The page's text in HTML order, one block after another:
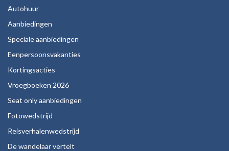
Autohuur
Aanbiedingen
Speciale aanbiedingen
Eenpersoonsvakanties
Kortingsacties
Vroegboeken 2026
Seat only aanbiedingen
Fotowedstrijd
Reisverhalenwedstrijd
De wandelaar vertelt